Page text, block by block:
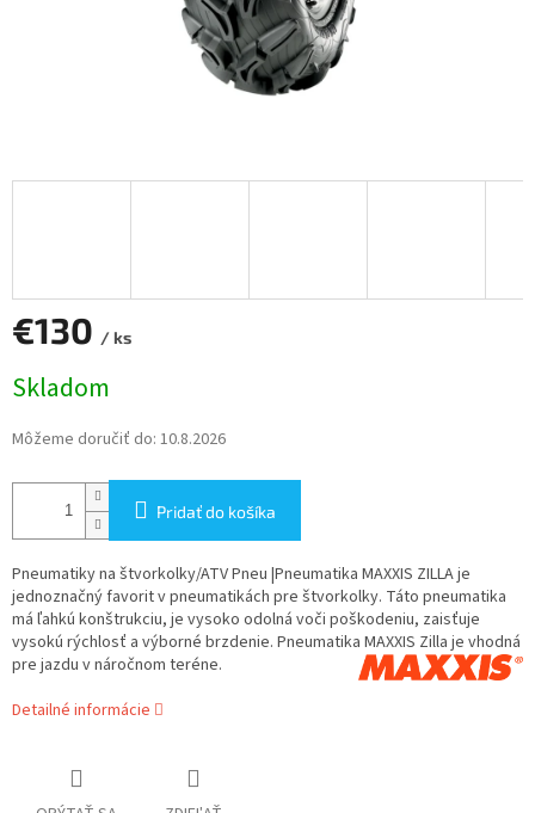
€130 / ks
cena:
Skladom
Môžeme doručiť do: 10.8.2026
Pridať do košíka
Pneumatiky na štvorkolky/ATV Pneu |Pneumatika MAXXIS ZILLA je
jednoznačný favorit v pneumatikách pre štvorkolky. Táto pneumatika
má ľahkú konštrukciu, je vysoko odolná voči poškodeniu, zaisťuje
vysokú rýchlosť a výborné brzdenie. Pneumatika MAXXIS Zilla je vhodná
pre jazdu v náročnom teréne.
Detailné informácie